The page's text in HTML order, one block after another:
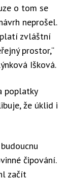
o tom se
neprošel.
zvláštní
prostor,“
Išková.
poplatky
že úklid i
čipování.
začít